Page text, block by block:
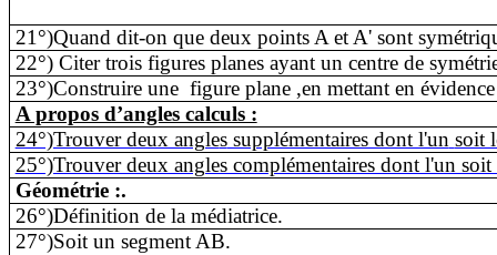
21°)Quand dit-on que deux points A et A' sont
22°) Citer trois figures planes ayant un centre de
23°)Construire une figure plane ,en mettant en
A propos d’angles calculs :
24°)Trouver deux anglessupplémentaires dont l'un soit
25°)Trouver deux angles complémentaires dont l'un
Géométrie :.
26°)Définition de la médiatrice.
27°)Soit un segment AB.